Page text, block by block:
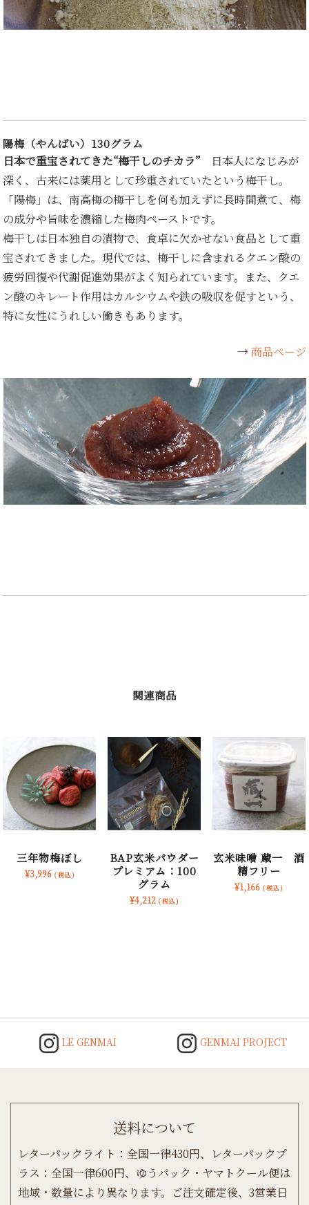
陽梅（やんばい）130グラム
日本で重宝されてきた“梅干しのチカラ” 日本人になじみが
深く、古来には薬用として珍重されていたという梅干し。
「陽梅」は、南高梅の梅干しを何も加えずに長時間煮て、梅
の成分や旨味を濃縮した梅肉ペーストです。
梅干しは日本独自の漬物で、食卓に欠かせない食品として重
宝されてきました。現代では、梅干しに含まれるクエン酸の
疲労回復や代謝促進効果がよく知られています。また、クエ
ン酸のキレート作用はカルシウムや鉄の吸収を促すという、
特に女性にうれしい働きもあります。
→ 商品ページ
関連商品
三年物梅ぼし
¥3,996 ( 税込 )
BAP玄米パウダー
プレミアム：100
グラム
¥4,212 ( 税込 )
玄米味噌 蔵一 酒
精フリー
¥1,166 ( 税込 )
LE GENMAI GENMAI PROJECT
送料について
レターパックライト：全国一律430円、レターパックプ
ラス：全国一律600円、ゆうパック・ヤマトクール便は
地域・数量により異なります。ご注文確定後、3営業日